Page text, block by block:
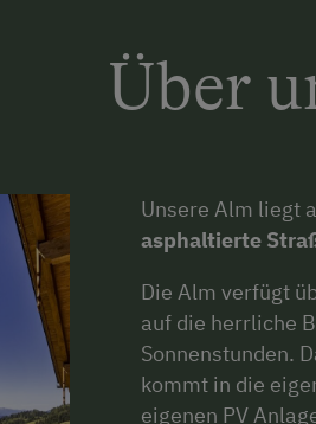
Über
Unsere Alm liegt
asphaltierte
Die Alm verfügt
auf die herrliche
Sonnenstunden.
kommt in die
eigenen PV